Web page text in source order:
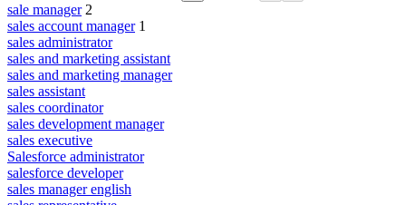
sale manager 2
sales account manager 1
sales administrator
sales and marketing assistant
sales and marketing manager
sales assistant
sales coordinator
sales development manager
sales executive
Salesforce administrator
salesforce developer
sales manager english